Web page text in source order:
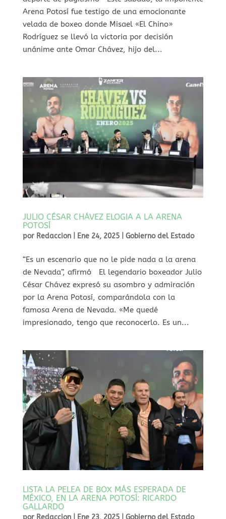
Arena Potosí fue testigo de una emocionante
velada de boxeo donde Misael «El Chino»
Rodríguez se llevó la victoria por decisión
unánime ante Omar Chávez, hijo del...
JULIO CÉSAR CHÁVEZ ELOGIA A LA ARENA
POTOSÍ
por Redaccion| Ene 24, 2025| Gobierno del Estado
⁠“Es un escenario que no le pide nada a la arena
de Nevada”, afirmó El legendario boxeador Julio
César Chávez expresó su asombro y admiración
por la Arena Potosí, comparándola con la
famosa Arena de Nevada. «Me quedé
impresionado, tengo que reconocerlo. Es un...
LISTA LA PELEA DE BOX MÁS ESPERADA DE
MÉXICO, EN LA ARENA POTOSÍ: RICARDO
GALLARDO